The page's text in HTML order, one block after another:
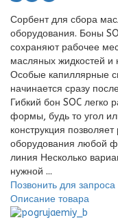
Сорбент для сбора
оборудования. Боны
сохраняют рабочее
масляных жидкостей и
Особые капиллярные
начинается сразу
Гибкий бон SOC легко
формы, будь то угол
конструкция позволяет
оборудования любой
линия Несколько
нужной ...
Позвонить для
Описание товара